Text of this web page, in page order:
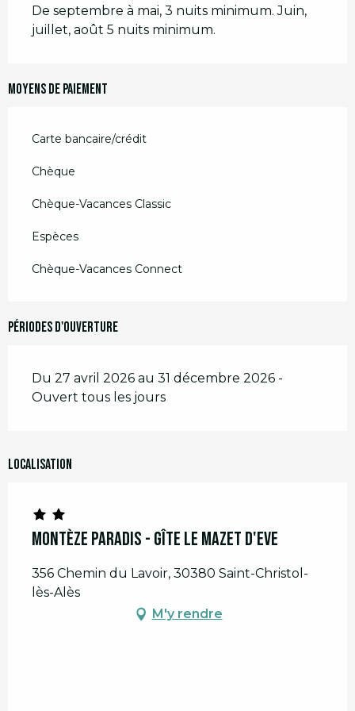
De septembre à mai, 3 nuits minimum. Juin,
juillet, août 5 nuits minimum.
Moyens de paiement
Carte bancaire/crédit
Chèque
Chèque-Vacances Classic
Espèces
Chèque-Vacances Connect
Périodes d'ouverture
Du 27 avril 2026 au 31 décembre 2026 -
Ouvert tous les jours
Localisation
Montèze Paradis - Gîte Le Mazet d'Eve
356 Chemin du Lavoir, 30380 Saint-Christol-
lès-Alès
M'y rendre